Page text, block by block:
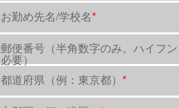
お勤め先名/学校名*
郵便番号（半角数字のみ。ハイフン
必要）
都道府県（例：東京都） *